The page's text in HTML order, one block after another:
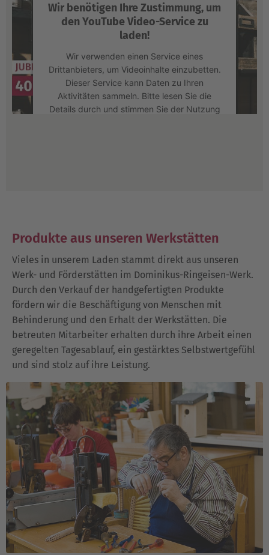
Wir benötigen Ihre Zustimmung, um
den YouTube Video-Service zu
laden!
Wir verwenden einen Service eines
Drittanbieters, um Videoinhalte einzubetten.
Dieser Service kann Daten zu Ihren
Aktivitäten sammeln. Bitte lesen Sie die
Details durch und stimmen Sie der Nutzung
Management Platform
Produkte aus unseren Werkstätten
Vieles in unserem Laden stammt direkt aus unseren
Werk- und Förderstätten im Dominikus-Ringeisen-Werk.
Durch den Verkauf der handgefertigten Produkte
fördern wir die Beschäftigung von Menschen mit
Behinderung und den Erhalt der Werkstätten. Die
betreuten Mitarbeiter erhalten durch ihre Arbeit einen
geregelten Tagesablauf, ein gestärktes Selbstwertgefühl
und sind stolz auf ihre Leistung.